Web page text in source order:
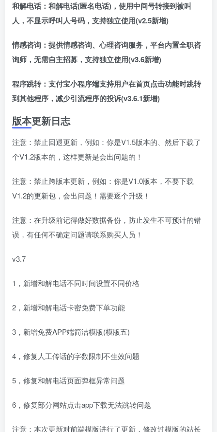
和解电话：和解电话(匿名电话)，使用中间号转接到被叫
人，不显示呼叫人号码，支持独立使用(v2.5新增)
情感咨询：提供情感咨询、心理咨询服务，平台内置全职咨
询师，无需自主招募，支持独立使用(v3.6新增)
程序跳转：支付宝小程序端支持用户在首页点击功能时跳转
到其他程序，减少引流程序的投诉(v3.6.1新增)
版本更新日志
注意：禁止回退更新，例如：你是V1.5版本的、然后下载了
个V1.2版本的，这样更新是会出问题的！
注意：禁止跨版本更新，例如：你是V1.0版本，不要下载
V1.2的更新包，会出问题！需要逐个升级！
注意：在升级前记得做好数据备份，防止发生不可预计的错
误，有任何不确定问题请联系购买人员！
v3.7
1，新增和解电话不同时间设置不同价格
2，新增和解电话卡密免费下单功能
3，新增免费APP端简洁模版(模版五)
4，修复人工传话的字数限制不生效问题
5，修复和解电话页面弹框异常问题
6，修复部分网站点击app下载无法跳转问题
注意：本次更新对前端模版进行了更新，修改过模版的站长